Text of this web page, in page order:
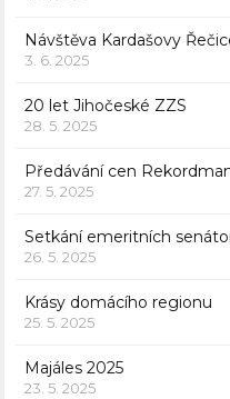
Návštěva Kardašovy
3. 6. 2025
20 let Jihočeské ZZS
28. 5. 2025
Předávání cen
27. 5. 2025
Setkání emeritních
26. 5. 2025
Krásy domácího regionu
25. 5. 2025
Majáles 2025
23. 5. 2025